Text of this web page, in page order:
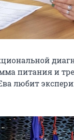
питания и
любит